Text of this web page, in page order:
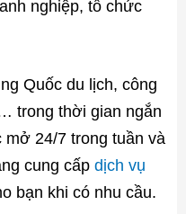
nghiệp, tổ chức
Quốc du lịch, công
trong thời gian ngắn
24/7 trong tuần và
cung cấp dịch vụ
bạn khi có nhu cầu.